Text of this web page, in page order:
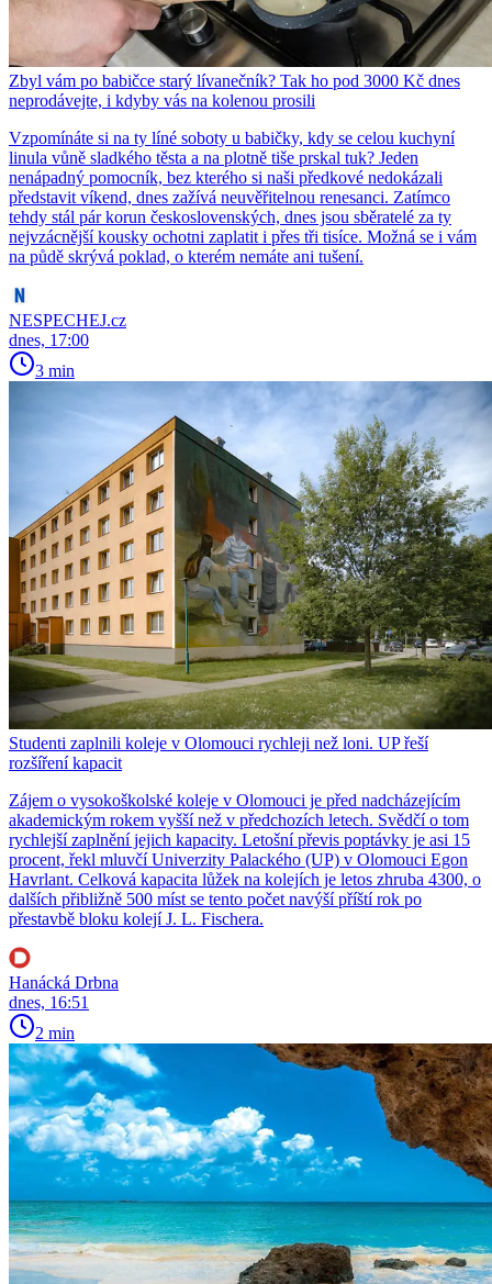
Zbyl vám po babičce starý lívanečník? Tak ho pod 3000 Kč dnes
neprodávejte, i kdyby vás na kolenou prosili
Vzpomínáte si na ty líné soboty u babičky, kdy se celou kuchyní
linula vůně sladkého těsta a na plotně tiše prskal tuk? Jeden
nenápadný pomocník, bez kterého si naši předkové nedokázali
představit víkend, dnes zažívá neuvěřitelnou renesanci. Zatímco
tehdy stál pár korun československých, dnes jsou sběratelé za ty
nejvzácnější kousky ochotni zaplatit i přes tři tisíce. Možná se i vám
na půdě skrývá poklad, o kterém nemáte ani tušení.
NESPECHEJ.cz
dnes, 17:00
3 min
Studenti zaplnili koleje v Olomouci rychleji než loni. UP řeší
rozšíření kapacit
Zájem o vysokoškolské koleje v Olomouci je před nadcházejícím
akademickým rokem vyšší než v předchozích letech. Svědčí o tom
rychlejší zaplnění jejich kapacity. Letošní převis poptávky je asi 15
procent, řekl mluvčí Univerzity Palackého (UP) v Olomouci Egon
Havrlant. Celková kapacita lůžek na kolejích je letos zhruba 4300, o
dalších přibližně 500 míst se tento počet navýší příští rok po
přestavbě bloku kolejí J. L. Fischera.
Hanácká Drbna
dnes, 16:51
2 min